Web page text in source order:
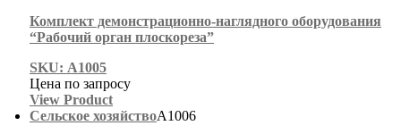
Комплект демонстрационно-наглядного оборудования
“Рабочий орган плоскореза”
SKU: А1005
Цена по запросу
View Product
Сельское хозяйствоА1006